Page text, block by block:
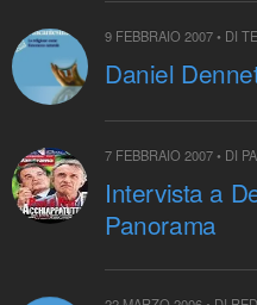
9 FEBBRAIO 2007 • DI
Daniel
7 FEBBRAIO 2007 • DI
Intervista a
Panorama